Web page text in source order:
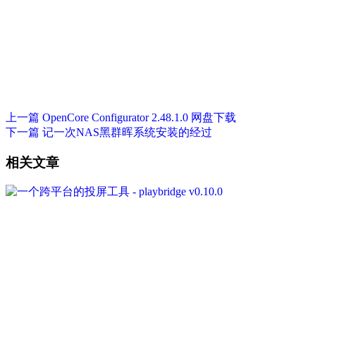
上一篇 OpenCore Configurator 2.48.1.0 网盘下载
下一篇 记一次NAS黑群晖系统安装的经过
相关文章